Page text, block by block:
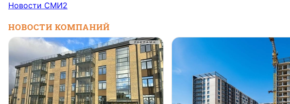
Новости СМИ2
НОВОСТИ КОМПАНИЙ